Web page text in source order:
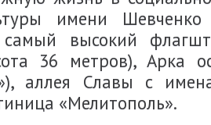
имени
высокий
36 метров), Арка
аллея Славы с
«Мелитополь».